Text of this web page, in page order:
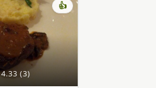
4.33 (3)
👍